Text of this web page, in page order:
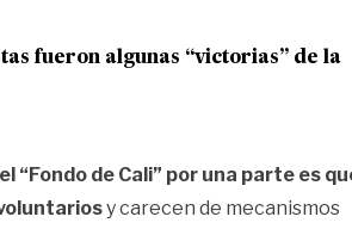
fueron algunas “victorias” de la
“Fondo de Cali” por una parte es
y carecen de mecanismos